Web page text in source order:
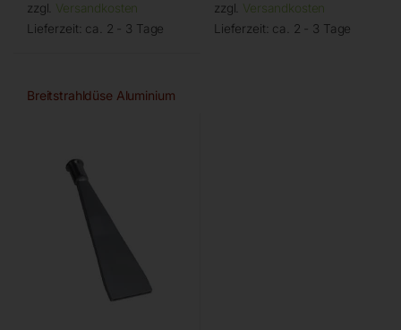
zzgl. Versandkosten
Lieferzeit: ca. 2 - 3 Tage
zzgl. Versandkosten
Lieferzeit: ca. 2 - 3 Tage
Breitstrahldüse Aluminium